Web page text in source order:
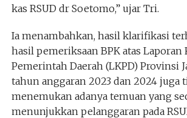
kas RSUD dr Soetomo,” ujar Tri.
Ia menambahkan, hasil klarifikasi
hasil pemeriksaan BPK atas Laporan
Pemerintah Daerah (LKPD) Provinsi
tahun anggaran 2023 dan 2024 juga
menemukan adanya temuan yang
menunjukkan pelanggaran pada